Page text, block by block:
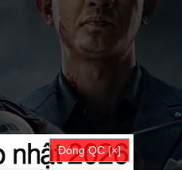
Đóng QC [×]